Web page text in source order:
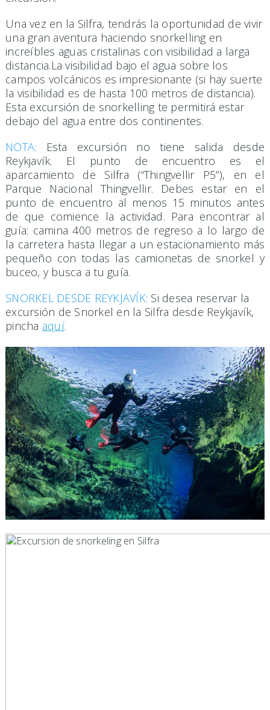
Una vez en la Silfra, tendrás la oportunidad de vivir
una gran aventura haciendo snorkelling en
increíbles aguas cristalinas con visibilidad a larga
distancia.La visibilidad bajo el agua sobre los
campos volcánicos es impresionante (si hay suerte
la visibilidad es de hasta 100 metros de distancia).
Esta excursión de snorkelling te permitirá estar
debajo del agua entre dos continentes.
NOTA: Esta excursión no tiene salida desde
Reykjavík. El punto de encuentro es el
aparcamiento de Silfra (“Thingvellir P5”), en el
Parque Nacional Thingvellir. Debes estar en el
punto de encuentro al menos 15 minutos antes
de que comience la actividad. Para encontrar al
guía: camina 400 metros de regreso a lo largo de
la carretera hasta llegar a un estacionamiento más
pequeño con todas las camionetas de snorkel y
buceo, y busca a tu guía.
SNORKEL DESDE REYKJAVÍK: Si desea reservar la
excursión de Snorkel en la Silfra desde Reykjavík,
pincha aquí.